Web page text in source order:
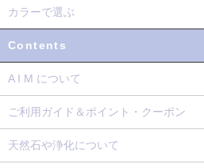
カラーで選ぶ
Contents
A I M について
ご利用ガイド＆ポイント・クーポン
天然石や浄化について